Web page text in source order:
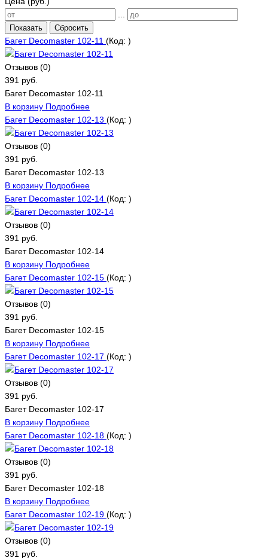
Показать Сбросить
Багет Decomaster 102-11 (Код: )
Отзывов (0)
391 руб.
Багет Decomaster 102-11
В корзину Подробнее
Багет Decomaster 102-13 (Код: )
Отзывов (0)
391 руб.
Багет Decomaster 102-13
В корзину Подробнее
Багет Decomaster 102-14 (Код: )
Отзывов (0)
391 руб.
Багет Decomaster 102-14
В корзину Подробнее
Багет Decomaster 102-15 (Код: )
Отзывов (0)
391 руб.
Багет Decomaster 102-15
В корзину Подробнее
Багет Decomaster 102-17 (Код: )
Отзывов (0)
391 руб.
Багет Decomaster 102-17
В корзину Подробнее
Багет Decomaster 102-18 (Код: )
Отзывов (0)
391 руб.
Багет Decomaster 102-18
В корзину Подробнее
Багет Decomaster 102-19 (Код: )
Отзывов (0)
391 руб.